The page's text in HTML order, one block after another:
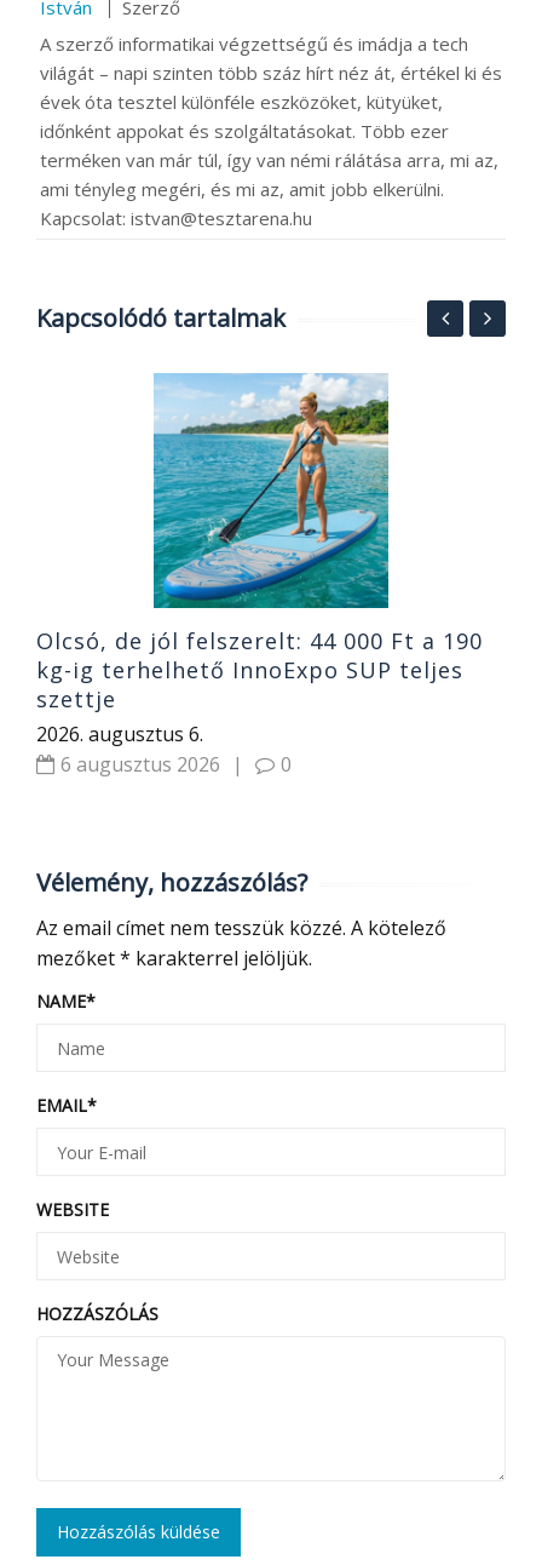
István
Szerző
A szerző informatikai végzettségű és imádja a tech
világát – napi szinten több száz hírt néz át, értékel ki és
évek óta tesztel különféle eszközöket, kütyüket,
időnként appokat és szolgáltatásokat. Több ezer
terméken van már túl, így van némi rálátása arra, mi az,
ami tényleg megéri, és mi az, amit jobb elkerülni.
Kapcsolat: istvan@tesztarena.hu
Kapcsolódó tartalmak
Olcsó, de jól felszerelt: 44 000 Ft a 190
kg-ig terhelhető InnoExpo SUP teljes
szettje
2026. augusztus 6.
6 augusztus 2026
| 0
Vélemény, hozzászólás?
Az email címet nem tesszük közzé. A kötelező
mezőket* karakterrel jelöljük.
NAME*
EMAIL*
WEBSITE
HOZZÁSZÓLÁS